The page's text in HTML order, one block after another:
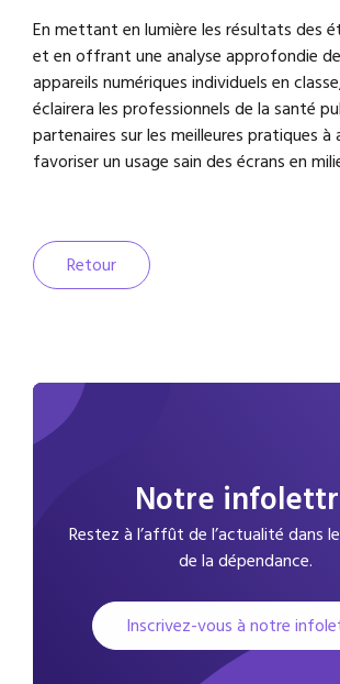
En mettant en lumière les résultats des
et en offrant une analyse approfondie
appareils numériques individuels en
éclairera les professionnels de la santé
partenaires sur les meilleures pratiques
favoriser un usage sain des écrans en
Retour
Notre
Restez à l’affût de l’actualité dans
de la dépendance.
Inscrivez-vous à notre